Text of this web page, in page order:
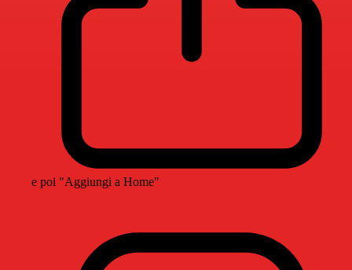
e poi "Aggiungi a Home"